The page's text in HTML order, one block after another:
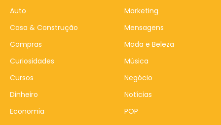
Auto
Casa & Construção
Compras
Curiosidades
Cursos
Dinheiro
Economia
Marketing
Mensagens
Moda e Beleza
Música
Negócio
Notícias
POP